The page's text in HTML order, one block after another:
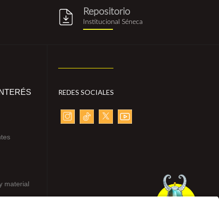
Repositorio
Institucional Séneca
material
REDES SOCIALES